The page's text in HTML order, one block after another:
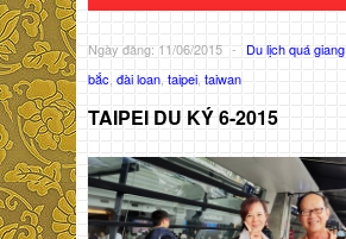
Ngày đăng: 11/06/2015 - Du lịch quá giang
bắc đài loan taipei taiwan
TAIPEI DU KÝ 6-2015